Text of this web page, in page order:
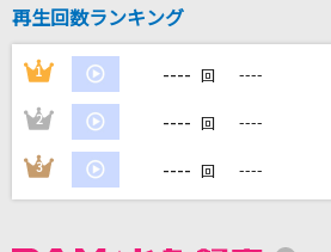
Dear…
西野カナ
DAMの新曲・ランキング
再生回数ランキング
1 ---- 回 ----
2 ---- 回 ----
3 ---- 回 ----